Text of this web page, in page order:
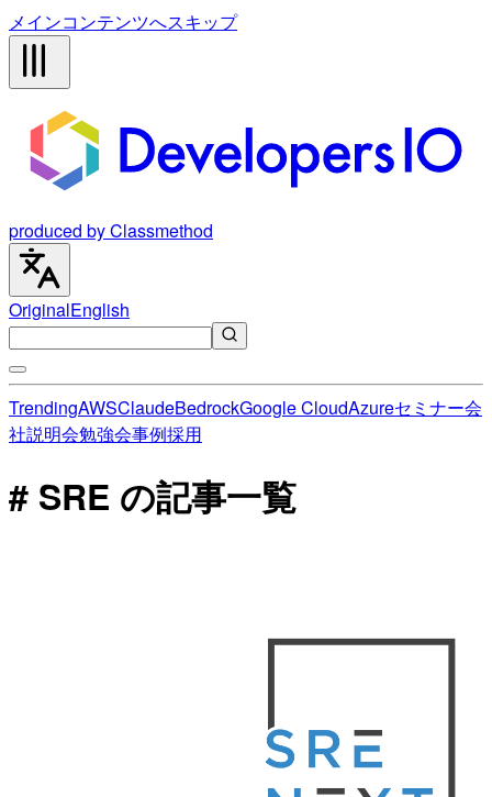
メインコンテンツへスキップ
produced by Classmethod
OriginalEnglish
TrendingAWSClaudeBedrockGoogle CloudAzureセミナー会
社説明会勉強会事例採用
# SRE の記事一覧